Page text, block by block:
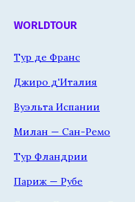
WORLDTOUR
Тур де Франс
Джиро д'Италия
Вуэльта Испании
Милан — Сан-Ремо
Тур Фландрии
Париж — Рубе